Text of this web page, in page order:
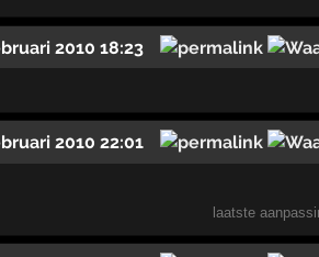
2010 18:23
2010 22:01
laatste